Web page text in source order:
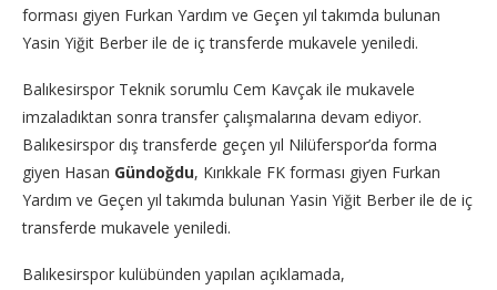
forması giyen Furkan Yardım ve Geçen yıl takımda bulunan
Yasin Yiğit Berber ile de iç transferde mukavele yeniledi.
Balıkesirspor Teknik sorumlu Cem Kavçak ile mukavele
imzaladıktan sonra transfer çalışmalarına devam ediyor.
Balıkesirspor dış transferde geçen yıl Nilüferspor’da forma
giyen Hasan Gündoğdu, Kırıkkale FK forması giyen Furkan
Yardım ve Geçen yıl takımda bulunan Yasin Yiğit Berber ile de iç
transferde mukavele yeniledi.
Balıkesirspor kulübünden yapılan açıklamada,